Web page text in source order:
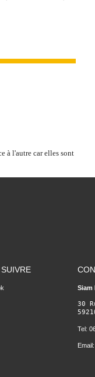
à l'autre car elles sont
Siam
30
Tel:
Email: